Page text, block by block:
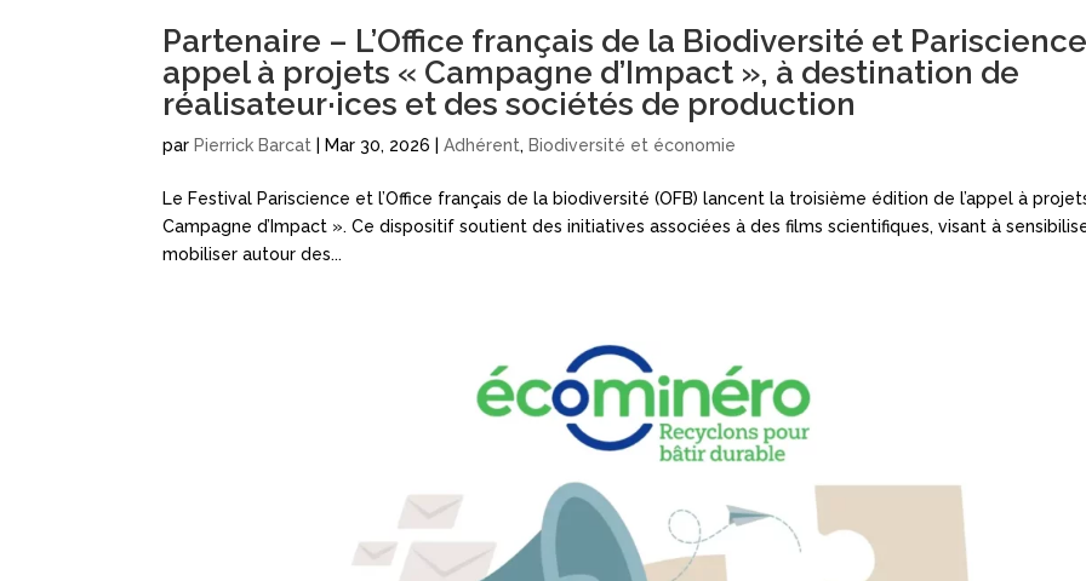
Partenaire – L’Office français de la Biodiversité et
appel à projets « Campagne d’Impact », à destination de
réalisateur·ices et des sociétés de production
par Pierrick Barcat Mar 30, 2026 |Adhérent, Biodiversité et économie
Le Festival Pariscience et l’Office français de la biodiversité (OFB) lancent la troisième édition de l’appel à
Campagne d’Impact ». Ce dispositif soutient des initiatives associées à des films scientifiques, visant à
mobiliser autour des...